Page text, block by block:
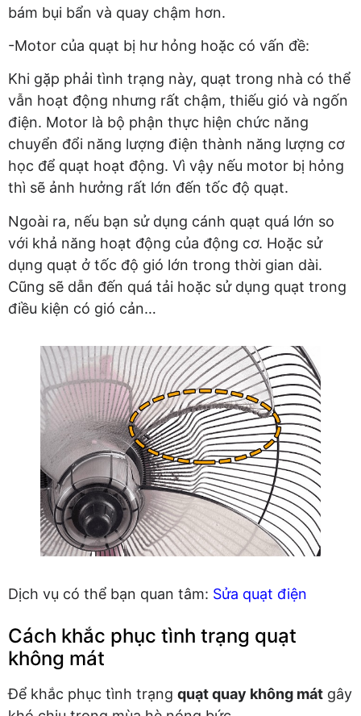
bám bụi bẩn và quay chậm hơn.
-Motor của quạt bị hư hỏng hoặc có vấn đề:
Khi gặp phải tình trạng này, quạt trong nhà có thể
vẫn hoạt động nhưng rất chậm, thiếu gió và ngốn
điện. Motor là bộ phận thực hiện chức năng
chuyển đổi năng lượng điện thành năng lượng cơ
học để quạt hoạt động. Vì vậy nếu motor bị hỏng
thì sẽ ảnh hưởng rất lớn đến tốc độ quạt.
Ngoài ra, nếu bạn sử dụng cánh quạt quá lớn so
với khả năng hoạt động của động cơ. Hoặc sử
dụng quạt ở tốc độ gió lớn trong thời gian dài.
Cũng sẽ dẫn đến quá tải hoặc sử dụng quạt trong
điều kiện có gió cản…
Dịch vụ có thể bạn quan tâm: Sửa quạt điện
Cách khắc phục tình trạng quạt
không mát
Để khắc phục tình trạng quạt quay không mát gây